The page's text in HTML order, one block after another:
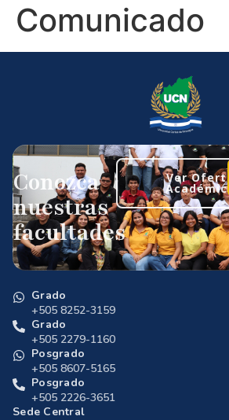
Comunicado
Conozca
nuestras
facultades
Ver Oferta
Académica
Grado
+505 8252-3159
Grado
+505 2279-1160
Posgrado
+505 8607-5165
Posgrado
+505 2226-3651
Sede Central